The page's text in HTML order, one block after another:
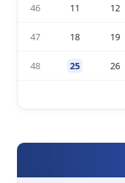
46 11 12
47 18 19
48 25 26